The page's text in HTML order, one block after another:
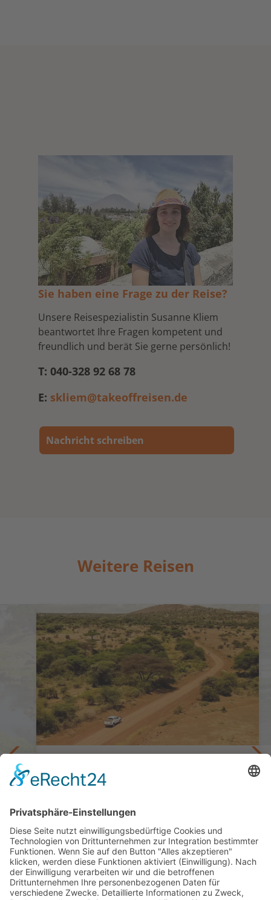
Sie haben eine Frage zu der Reise?
Unsere Reisespezialistin Susanne Kliem
beantwortet Ihre Fragen kompetent und
freundlich und berät Sie gerne persönlich!
T: 040-328 92 68 78
E: skliem@takeoffreisen.de
Nachricht schreiben
Weitere Reisen
Tansania Selbstfahrer Bush to Beach
ab 3.247,— €